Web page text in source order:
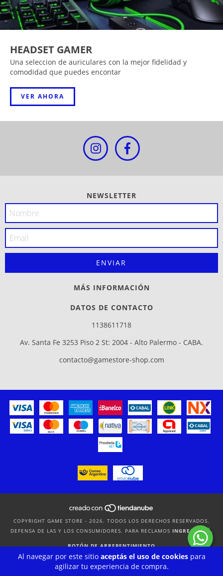
Al navegar por este sitio aceptás el uso de cookiespara
agilizar tu experiencia de compra.
HEADSET GAMER
Una seleccion de auriculares con la mejor fidelidad y
comodidad que puedes encontar
VER AHORA
NEWSLETTER
MÁS INFORMACIÓN
DATOS DE CONTACTO
1138611718
Av. Santa Fe 3253 Piso 2 St: 2004 - Alto Palermo - CABA.
contacto@gamestore-shop.com
COPYRIGHT GAME STORE - 2026. TODOS LOS DERECHOS RESERVADOS.
DEFENSA DE LAS Y LOS CONSUMIDORES. PARA RECLAMOS INGRESÁ ACÁ.
BOTÓN DE ARREPENTIMIENTO